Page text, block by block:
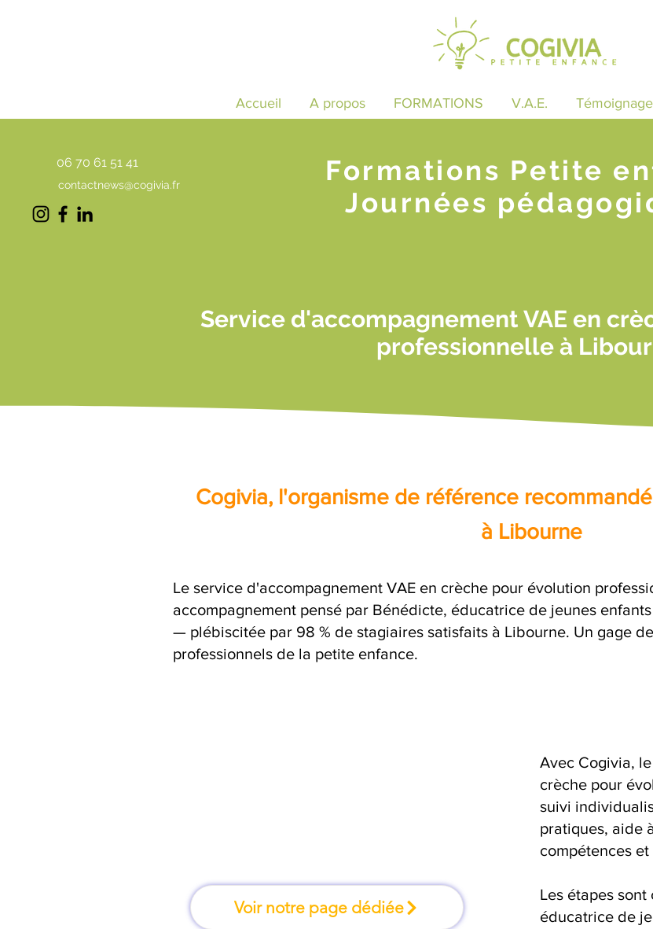
Accueil A propos FORMATIONS V.A.E.
06 70 61 51 41
contactnews@cogivia.fr
Formations Petite
Journées
Service d'accompagnement VAE en
professionnelle à
Cogivia, l'organisme de référence
à Libourne
Le service d'accompagnement VAE en crèche pour évolution
accompagnement pensé par Bénédicte, éducatrice de jeunes
— plébiscitée par 98 % de stagiaires satisfaits à Libourne. Un gage
professionnels de la petite enfance.
Voir notre page dédiée
Avec Cogivia,
crèche pour
suivi
pratiques, aide
compétences
Les étapes
éducatrice de